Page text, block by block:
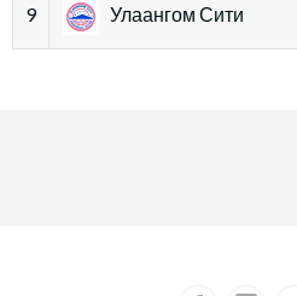
9 Улаангом Сити